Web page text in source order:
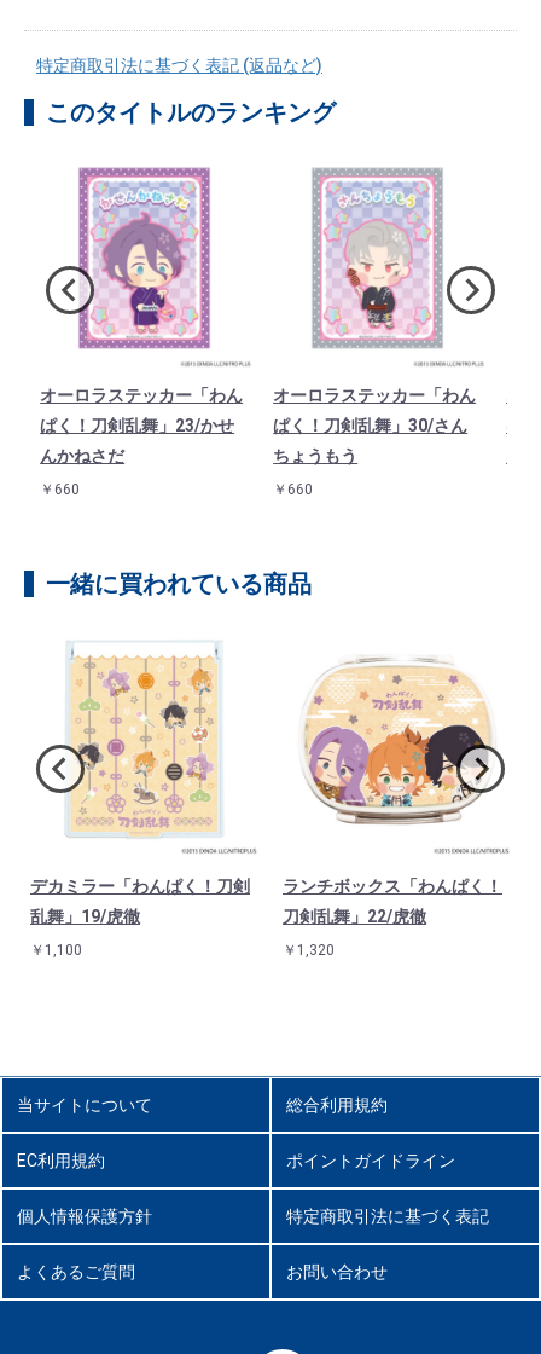
特定商取引法に基づく表記 (返品など)
このタイトルのランキング
オーロラステッカー「わん
ぱく！刀剣乱舞」23/かせ
んかねさだ
￥660
オーロラステッカー「わん
ぱく！刀剣乱舞」30/さん
ちょうもう
￥660
ぱ
一緒に買われている商品
デカミラー「わんぱく！刀剣
乱舞」19/虎徹
￥1,100
ランチボックス「わんぱく！
刀剣乱舞」22/虎徹
￥1,320
当サイトについて 総合利用規約
EC利用規約 ポイントガイドライン
個人情報保護方針 特定商取引法に基づく表記
よくあるご質問 お問い合わせ